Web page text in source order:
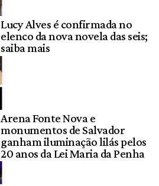
Lucy Alves é confirmada no
elenco da nova novela das seis;
saiba mais
Arena Fonte Nova e
monumentos de Salvador
ganham iluminação lilás pelos
20 anos da Lei Maria da Penha